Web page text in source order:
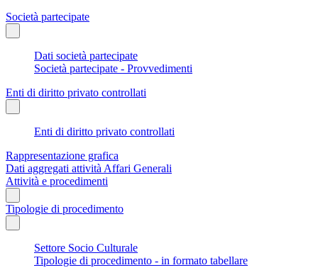
Società partecipate
Dati società partecipate
Società partecipate - Provvedimenti
Enti di diritto privato controllati
Enti di diritto privato controllati
Rappresentazione grafica
Dati aggregati attività Affari Generali
Attività e procedimenti
Tipologie di procedimento
Settore Socio Culturale
Tipologie di procedimento - in formato tabellare